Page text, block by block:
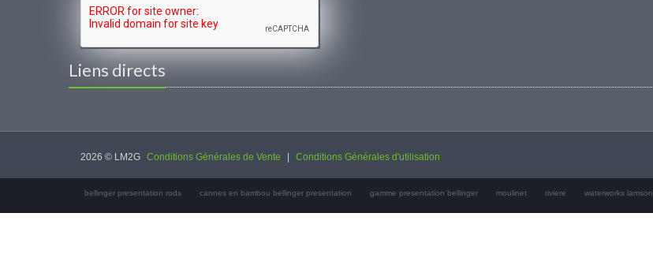
Liens directs
2026 © LM2G Conditions Générales de Vente Conditions Générales d'utilisation
bellinger presentation rods cannes en bambou bellinger presentation gamme presentation bellinger moulinet riviere waterworks lamson